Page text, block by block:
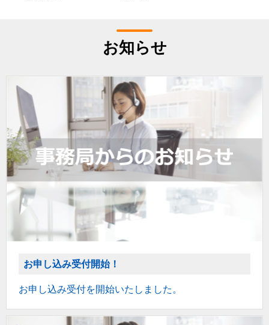
お知らせ
お申し込み受付開始！
お申し込み受付を開始いたしました。